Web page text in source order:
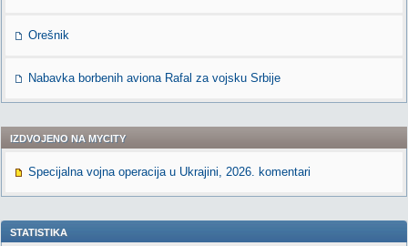
Orešnik
Nabavka borbenih aviona Rafal za vojsku Srbije
IZDVOJENO NA MYCITY
Specijalna vojna operacija u Ukrajini, 2026. komentari
STATISTIKA